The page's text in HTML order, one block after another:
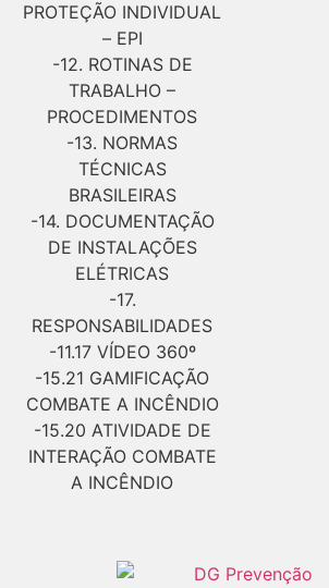
PROTEÇÃO INDIVIDUAL
– EPI
-12. ROTINAS DE
TRABALHO –
PROCEDIMENTOS
-13. NORMAS
TÉCNICAS
BRASILEIRAS
-14. DOCUMENTAÇÃO
DE INSTALAÇÕES
ELÉTRICAS
-17.
RESPONSABILIDADES
-11.17 VÍDEO 360º
-15.21 GAMIFICAÇÃO
COMBATE A INCÊNDIO
-15.20 ATIVIDADE DE
INTERAÇÃO COMBATE
A INCÊNDIO